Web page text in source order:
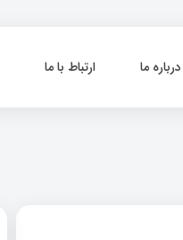
درباره ما ارتباط با ما